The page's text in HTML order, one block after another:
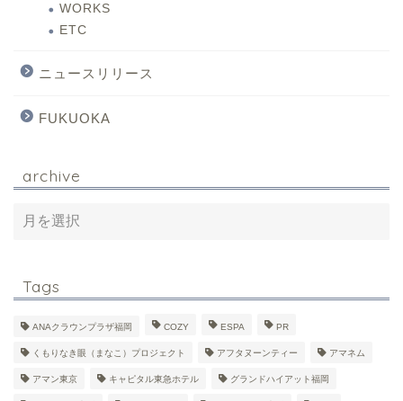
WORKS
ETC
ニュースリリース
FUKUOKA
archive
Tags
ANAクラウンプラザ福岡 COZY ESPA PR
くもりなき眼（まなこ）プロジェクト アフタヌーンティー アマネム
アマン東京 キャピタル東急ホテル グランドハイアット福岡